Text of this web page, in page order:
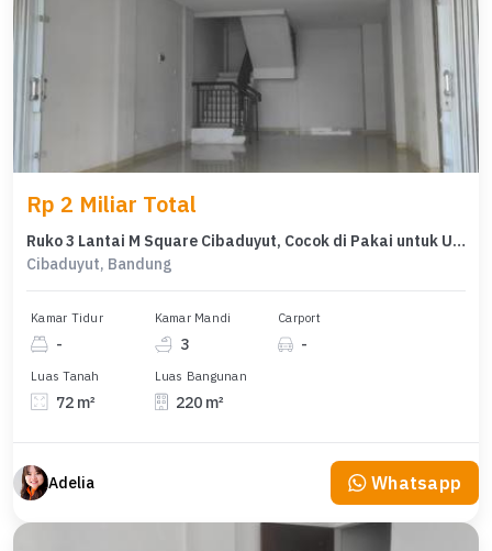
Rp 2 Miliar Total
Ruko 3 Lantai M Square Cibaduyut, Cocok di Pakai untuk Usahajalur Ramai
Cibaduyut, Bandung
Kamar Tidur
-
Kamar Mandi
3
Carport
-
Luas Tanah
72 m²
Luas Bangunan
220 m²
Adelia Whatsapp